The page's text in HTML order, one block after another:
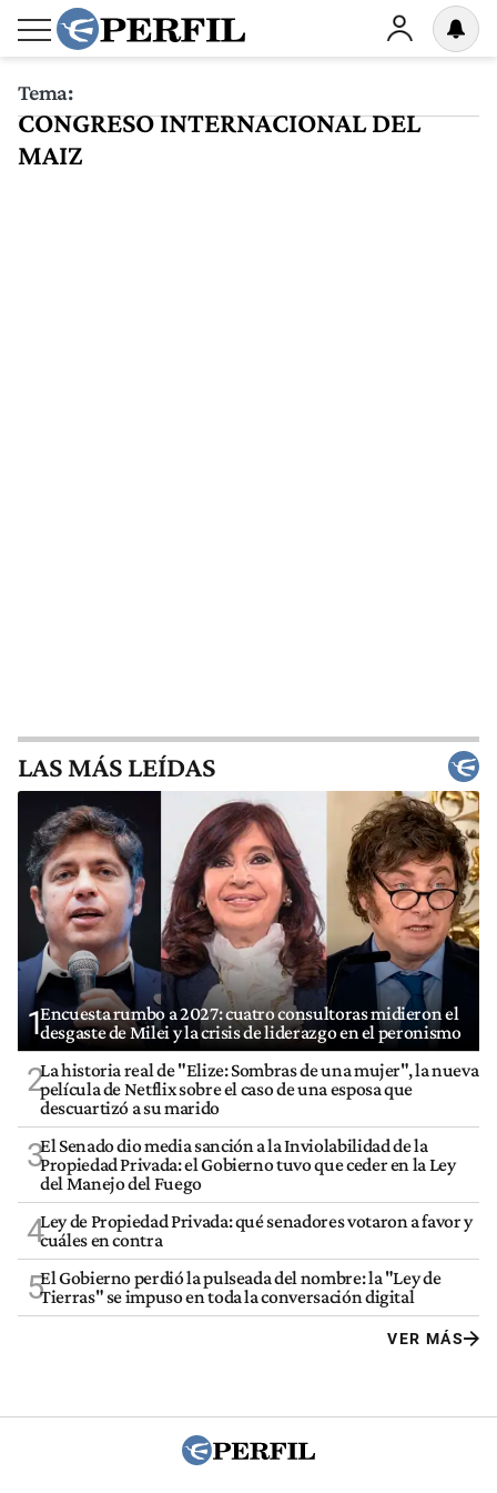
Tema:
CONGRESO INTERNACIONAL DEL
MAIZ
LAS MÁS LEÍDAS
1Encuesta rumbo a 2027: cuatro consultoras midieron el
desgaste de Milei y la crisis de liderazgo en el peronismo
2La historia real de "Elize: Sombras de una mujer", la nueva
película de Netflix sobre el caso de una esposa que
descuartizó a su marido
3El Senado dio media sanción a la Inviolabilidad de la
Propiedad Privada: el Gobierno tuvo que ceder en la Ley
del Manejo del Fuego
4Ley de Propiedad Privada: qué senadores votaron a favor y
cuáles en contra
5El Gobierno perdió la pulseada del nombre: la "Ley de
Tierras" se impuso en toda la conversación digital
VER MÁS